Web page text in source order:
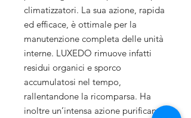
climatizzatori. La sua azione, rapida
ed efficace, è ottimale per la
manutenzione completa delle unità
interne. LUXEDO rimuove infatti
residui organici e sporco
accumulatosi nel tempo,
rallentandone la ricomparsa. Ha
inoltre un’intensa azione purificante